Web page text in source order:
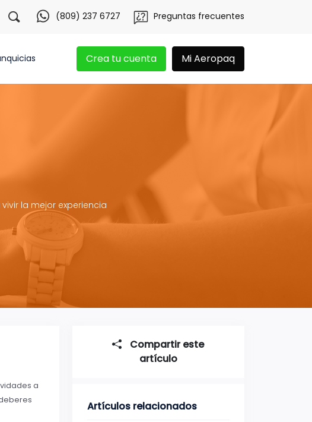
nosotros y obtén 20 libras gratis por 3 meses! Tu app Aeropaq se
(809) 237 6727 Preguntas frecuentes
Crea tu cuenta Mi Aeropaq
la mejor experiencia
a
Compartir este
artículo
Artículos relacionados